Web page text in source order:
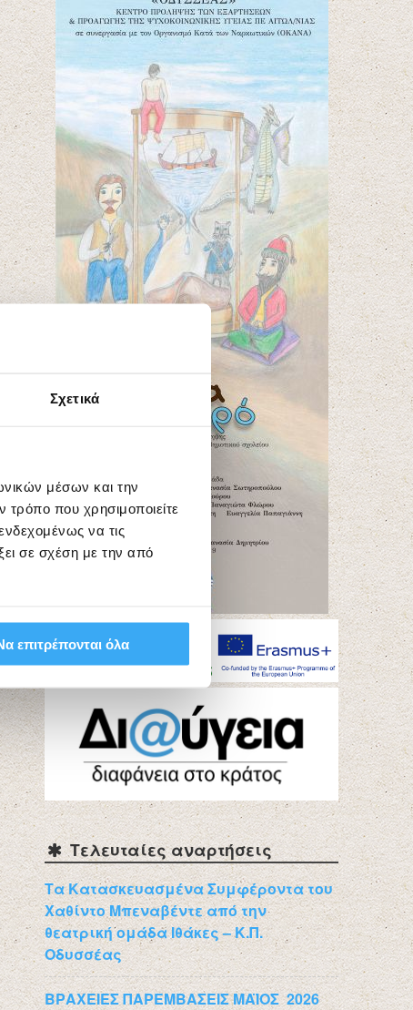
Σχετικά
μέσων και την
που χρησιμοποιείτε
να τις
σε σχέση με την από
επιτρέπονται όλα
Τελευταίες αναρτήσεις
Τα Κατασκευασμένα Συμφέροντα του
Χαθίντο Μπεναβέντε από την
θεατρική ομάδα Ιθάκες – Κ.Π.
Οδυσσέας
ΒΡΑΧΕΙΕΣ ΠΑΡΕΜΒΑΣΕΙΣ ΜΑΪΟΣ 2026